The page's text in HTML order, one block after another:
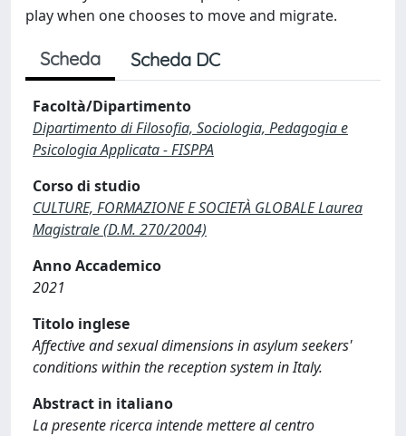
play when one chooses to move and migrate.
Scheda Scheda DC
Facoltà/Dipartimento
Dipartimento di Filosofia, Sociologia, Pedagogia e
Psicologia Applicata - FISPPA
Corso di studio
CULTURE, FORMAZIONE E SOCIETÀ GLOBALE Laurea
Magistrale (D.M. 270/2004)
Anno Accademico
2021
Titolo inglese
Affective and sexual dimensions in asylum seekers'
conditions within the reception system in Italy.
Abstract in italiano
La presente ricerca intende mettere al centro